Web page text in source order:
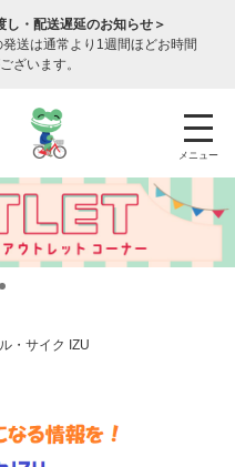
し・配送遅延のお知らせ＞
送は通常より1週間ほどお時間
ざいます。
メニュー
ル・サイク IZU